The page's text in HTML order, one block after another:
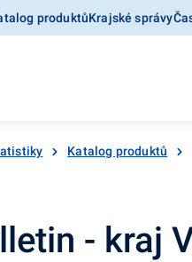
produktůKrajské správy
Katalog produktů
- kraj